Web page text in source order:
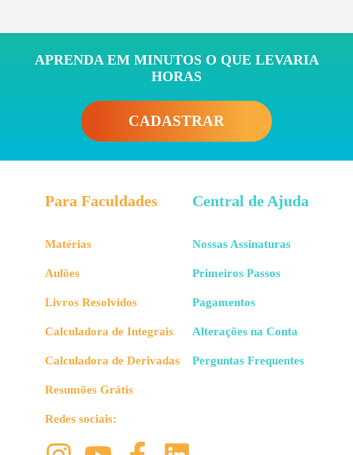
Mas imagina só, a gente contando cada
microburaquinho do carvão ativado, nada prático, não
Para resolver esse problema. podemos calcular o grau
adsorvido e o máximo de gás de que poderia ser
Show! Mas nós temos dois diferentes tipos de
adsorção, eles são diferentes com base nas forças
responsáveis por fazer a adsorção acontecer. Bora
entender a diferença entre eles?!
APRENDA EM MINUTOS O QUE LEVARIA
HORAS
CADASTRAR
Para Faculdades
Matérias
Aulões
Livros Resolvidos
Calculadora de Integrais
Calculadora de Derivadas
Resumões Grátis
Redes sociais:
Central de Ajuda
Nossas Assinaturas
Primeiros Passos
Pagamentos
Alterações na Conta
Perguntas Frequentes